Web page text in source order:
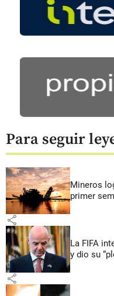
Para seguir
Mineros
primer
share
La FIFA
y dio su
share